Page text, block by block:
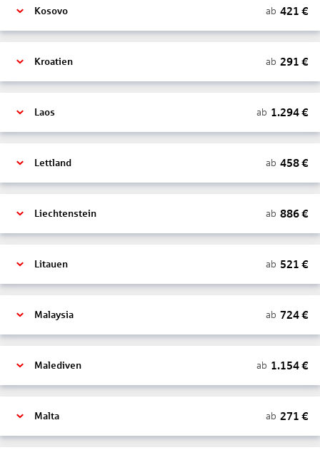
Kosovo ab 421 €
Kroatien ab 291 €
Laos ab 1.294€
Lettland ab 458€
Liechtenstein ab 886€
Litauen ab 521 €
Malaysia ab 724€
Malediven ab 1.154€
Malta ab 271 €